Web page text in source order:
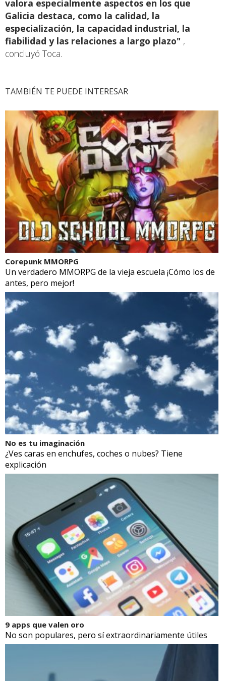
valora especialmente aspectos en los que
Galicia destaca, como la calidad, la
especialización, la capacidad industrial, la
fiabilidad y las relaciones a largo plazo" ,
concluyó Toca.
TAMBIÉN TE PUEDE INTERESAR
Corepunk MMORPG
Un verdadero MMORPG de la vieja escuela ¡Cómo los de
antes, pero mejor!
No es tu imaginación
¿Ves caras en enchufes, coches o nubes? Tiene
explicación
9 apps que valen oro
No son populares, pero sí extraordinariamente útiles